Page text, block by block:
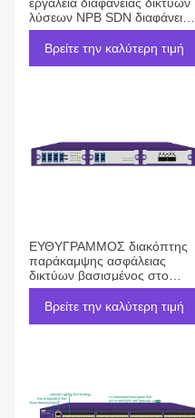
εργαλεία διαφάνειας δικτύων
λύσεων NPB SDN διαφάνειας
δικτύων
Βρείτε την καλύτερη τιμή
ΕΥΘΥΓΡΑΜΜΟΣ διακόπτης
παράκαμψης ασφάλειας
δικτύων βασισμένος στο
στρατηγικό προστάτη
κυκλοφορίας TAP δικτύων
Βρείτε την καλύτερη τιμή